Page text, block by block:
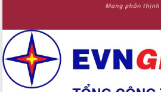
Phó Chủ tịch UBND tỉnh Đắk Lắk
Dự án cao tốc Khánh Hòa - Buôn Ma
Thuột
Định vị cà phê Việt Nam như một “di
sản sống” trong dòng chảy toàn cầu
Xây dựng nông thôn mới: Nâng cao đời